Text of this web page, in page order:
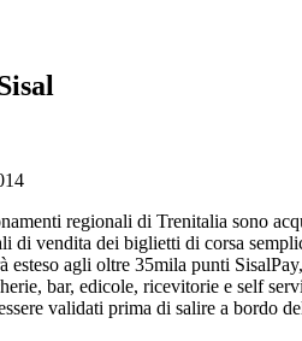
regionali di Trenitalia sono
di vendita dei biglietti di corsa
esteso agli oltre 35mila punti
bar, edicole, ricevitorie e self
validati prima di salire a bordo